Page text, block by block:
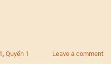
, Quyển 1 Leave a comment